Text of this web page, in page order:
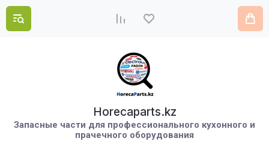
Horecaparts.kz
Запасные части для профессионального кухонного и
прачечного оборудования